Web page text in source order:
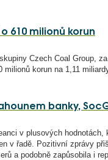
610 milionů korun
Czech Coal Group,
korun na 1,11
banky,
v plusových hodnotách,
v řadě. Pozitivní zprávy
a podobně zapůsobila i